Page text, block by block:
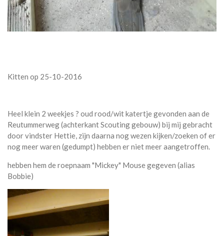
Kitten op 25-10-2016
Heel klein 2 weekjes ? oud rood/wit katertje gevonden aan de
Reutummerweg (achterkant Scouting gebouw) bij mij gebracht
door vindster Hettie, zijn daarna nog wezen kijken/zoeken of er
nog meer waren (gedumpt) hebben er niet meer aangetroffen.
hebben hem de roepnaam "Mickey" Mouse gegeven (alias
Bobbie)